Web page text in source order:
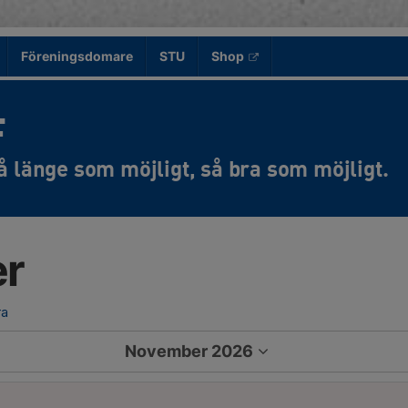
Föreningsdomare STU Shop
November 2026